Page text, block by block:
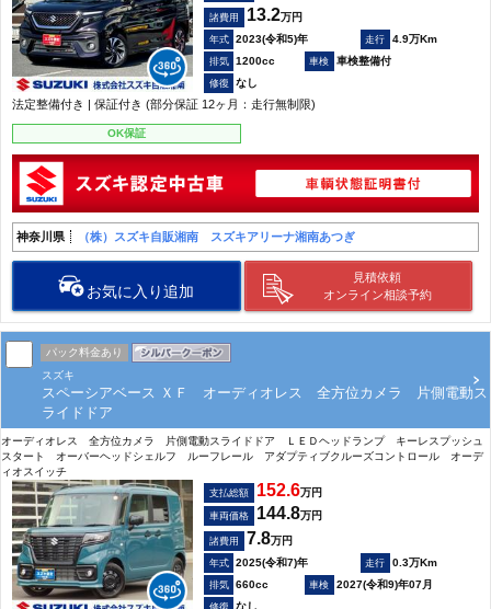
諸費用 13.2万円
2023(令和5)年
4.9万Km
1200cc
車検整備付
なし
法定整備付き | 保証付き (部分保証 12ヶ月：走行無制限)
OK保証
神奈川県 （株）スズキ自販湘南 スズキアリーナ湘南あつぎ
お気に入り追加
見積依頼
オンライン相談予約
パック料金あり
スズキ
スペーシアベース ＸＦ オーディオレス 全方位カメラ 片側電動ス
ライドドア
オーディオレス 全方位カメラ 片側電動スライドドア ＬＥＤヘッドランプ キーレスプッシュ
スタート オーバーヘッドシェルフ ルーフレール アダプティブクルーズコントロール オーデ
ィオスイッチ
支払総額 152.6万円
車両価格 144.8万円
諸費用 7.8万円
2025(令和7)年
0.3万Km
660cc
2027(令和9)年07月
なし